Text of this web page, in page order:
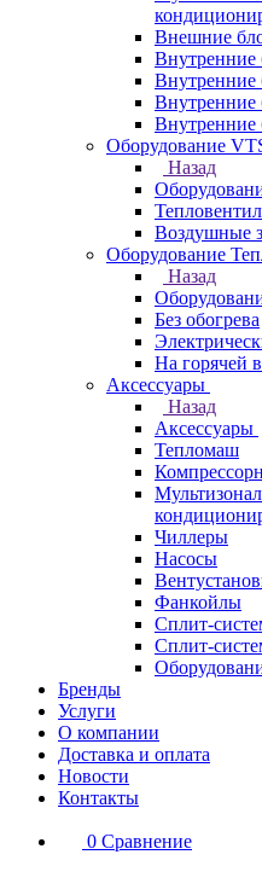
Внешние
Внутренние
Внутренние
Внутренние
Внутренние
Оборудование
Назад
Воздушные
Оборудование
Назад
Без обогрева
На горячей
Аксессуары
Назад
Аксессуары
Тепломаш
Чиллеры
Насосы
Фанкойлы
Сплит-
Сплит-
Бренды
Услуги
О компании
Доставка и оплата
Новости
Контакты
0 Сравнение